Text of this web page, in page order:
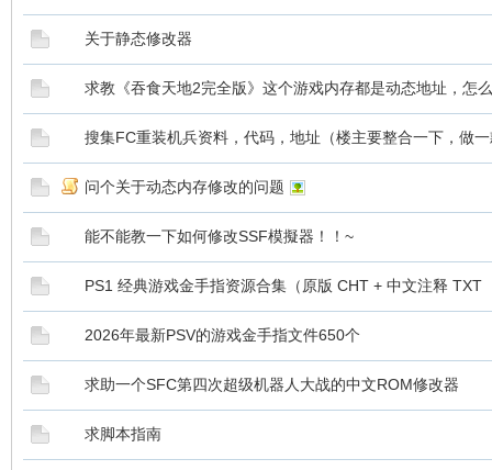
关于静态修改器
求教《吞食天地2完全版》这个游戏内存都是动态地址，怎
搜集FC重装机兵资料，代码，地址（楼主要整合一下，做
问个关于动态内存修改的问题
能不能教一下如何修改SSF模擬器！！~
PS1 经典游戏金手指资源合集（原版 CHT + 中文注释 TXT
2026年最新PSV的游戏金手指文件650个
求助一个SFC第四次超级机器人大战的中文ROM修改器
求脚本指南